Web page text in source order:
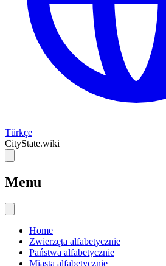
Türkçe
CityState.wiki
Menu
Home
Zwierzęta alfabetycznie
Państwa alfabetycznie
Miasta alfabetycznie